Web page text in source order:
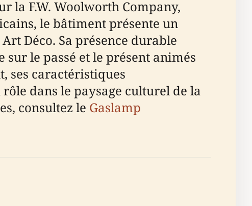
F.W. Woolworth Company,
le bâtiment présente un
Déco. Sa présence durable
le passé et le présent animés
ses caractéristiques
dans le paysage culturel de la
consultez le Gaslamp